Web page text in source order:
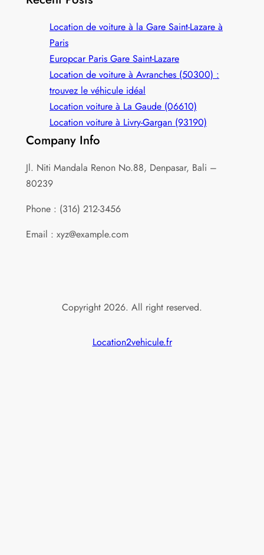
Location de voiture à la Gare Saint-Lazare à
Paris
Europcar Paris Gare Saint‑Lazare
Location de voiture à Avranches (50300) :
trouvez le véhicule idéal
Location voiture à La Gaude (06610)
Location voiture à Livry-Gargan (93190)
Company Info
Jl. Niti Mandala Renon No.88, Denpasar, Bali –
80239
Phone : (316) 212-3456
Email : xyz@example.com
Copyright 2026. All right reserved.
Location2vehicule.fr